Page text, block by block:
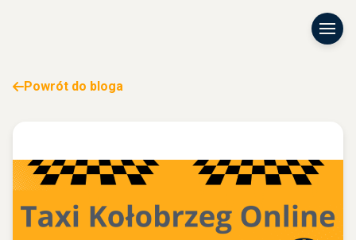
Powrót do bloga